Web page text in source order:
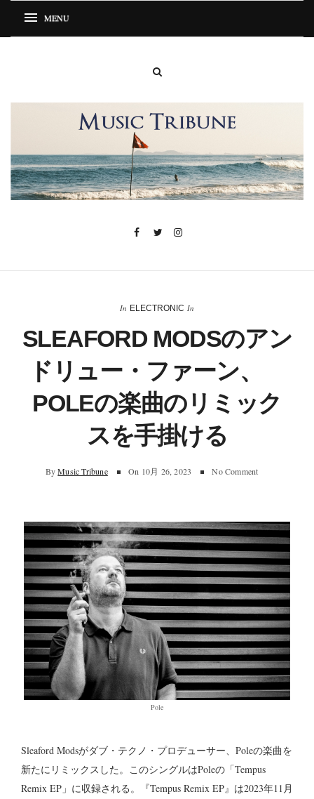
In ELECTRONIC In
SLEAFORD MODSのアン
ドリュー・ファーン、
POLEの楽曲のリミック
スを手掛ける
By Music Tribune On 10月 26, 2023 No Comment
Pole
Sleaford Modsがダブ・テクノ・プロデューサー、Poleの楽曲を
新たにリミックスした。このシングルはPoleの「Tempus
Remix EP」に収録される。『Tempus Remix EP』は2023年11月